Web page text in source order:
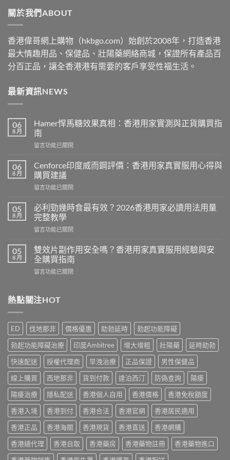
關於我們ABOUT
香港偉哥網上購物（hkbgo.com）始創於2008年，打造香港
最大情趣用品、保健品、壯陽藥網絡商城，保證所有產品百
分百正品，讓全香港港有需要的客戶享受性福生活。
最新資訊NEWS
06
8 月
Hamer悍馬糖效果真相：香港用家實測與正貨購買指
南
在
悍
馬
糖
效
真
相：
香
港
家
實
與
購
南〉
中
留言功能已關閉
06
8 月
Cenforce印度威而鋼評價：香港用家真實服用心得與
購買建議
在
印
度
威
而
評
價：
香
港
真
用
心
得
與
購
買
建
議〉
中
留言功能已關閉
05
8 月
必利勁幾時食最有效？2026香港用家必讀用法用量
完整教學
在
利
勁
幾
時
有
香
港
用
家
必
讀
用
法
用
量
完
整
教
學〉
中
留言功能已關閉
05
8 月
雙效片副作用安全嗎？香港用家真實服用經驗與安
全購買指南
在
片
副
用
安
全
嗎？
香
港
用
家
真
實
服
用
經
驗
與
安
留言功能已關閉
熱點關注HOT
ED 伐地那非 價格優惠 助勃延時
勃起功能障礙
勃起功能障礙治療
印度Ambitree 增大增粗 壯陽藥
延時助勃
快速配送
授權代理商 早洩治療 正品保證
男性保健品
線上購買
西地那非 貨到付款 達泊西汀 防偽查詢
陽痿
陽痿治療
隱私配送 香港個人自用 香港價格
香港免稅額度
香港入境
香港到付 香港合法 香港官網
香港居民適用
香港正品
香港海關 香港現貨 香港直送
香港網購
香港總代理
香港自取 香港藥房 香港藥物註冊
香港藥物進口